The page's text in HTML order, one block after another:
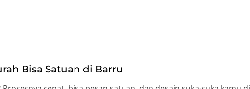
Bisa Satuan di Barru